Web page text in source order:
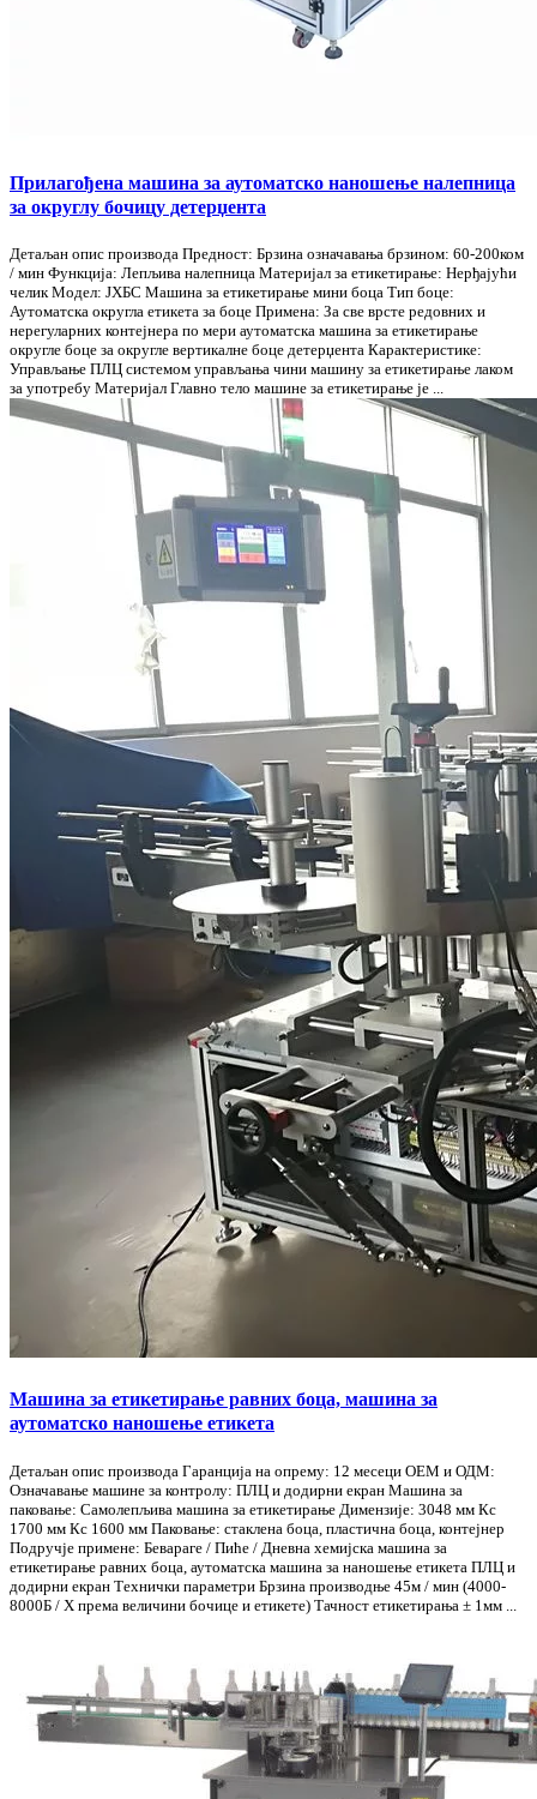
Прилагођена машина за аутоматско наношење налепница
за округлу бочицу детерџента
Детаљан опис производа Предност: Брзина означавања брзином: 60-200ком
/ мин Функција: Лепљива налепница Материјал за етикетирање: Нерђајући
челик Модел: ЈХБС Машина за етикетирање мини боца Тип боце:
Аутоматска округла етикета за боце Примена: За све врсте редовних и
нерегуларних контејнера по мери аутоматска машина за етикетирање
округле боце за округле вертикалне боце детерџента Карактеристике:
Управљање ПЛЦ системом управљања чини машину за етикетирање лаком
за употребу Материјал Главно тело машине за етикетирање је ...
Машина за етикетирање равних боца, машина за
аутоматско наношење етикета
Детаљан опис производа Гаранција на опрему: 12 месеци ОЕМ и ОДМ:
Означавање машине за контролу: ПЛЦ и додирни екран Машина за
паковање: Самолепљива машина за етикетирање Димензије: 3048 мм Кс
1700 мм Кс 1600 мм Паковање: стаклена боца, пластична боца, контејнер
Подручје примене: Бевараге / Пиће / Дневна хемијска машина за
етикетирање равних боца, аутоматска машина за наношење етикета ПЛЦ и
додирни екран Технички параметри Брзина производње 45м / мин (4000-
8000Б / Х према величини бочице и етикете) Тачност етикетирања ± 1мм ...